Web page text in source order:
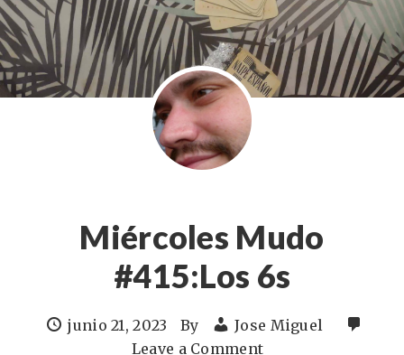
Miércoles Mudo
#415:Los 6s
junio 21, 2023 By
Jose Miguel
Leave a Comment